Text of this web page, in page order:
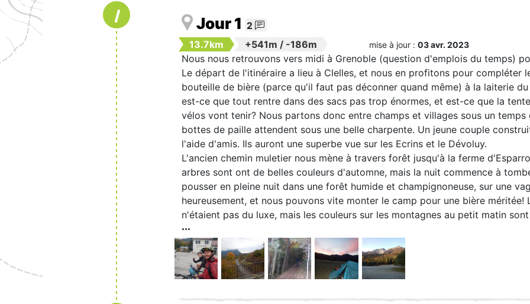
1 Jour 1 2
13.7km +541m / -186m mise à jour : 03 avr. 2023
Nous nous retrouvons vers midi à Grenoble (question d'emplois du temps)
Le départ de l'itinéraire a lieu à Clelles, et nous en profitons pour compléter
bouteille de bière (parce qu'il faut pas déconner quand même) à la laiterie
est-ce que tout rentre dans des sacs pas trop énormes, et est-ce que la
vélos vont tenir? Nous partons donc entre champs et villages sous un temps
bottes de paille attendent sous une belle charpente. Un jeune couple
l'aide d'amis. Ils auront une superbe vue sur les Ecrins et le Dévoluy.
L'ancien chemin muletier nous mène à travers forêt jusqu'à la ferme
arbres sont ont de belles couleurs d'automne, mais la nuit commence à
pousser en pleine nuit dans une forêt humide et champignoneuse, sur une
heureusement, et nous pouvons vite monter le camp pour une bière
n'étaient pas du luxe, mais les couleurs sur les montagnes au petit matin